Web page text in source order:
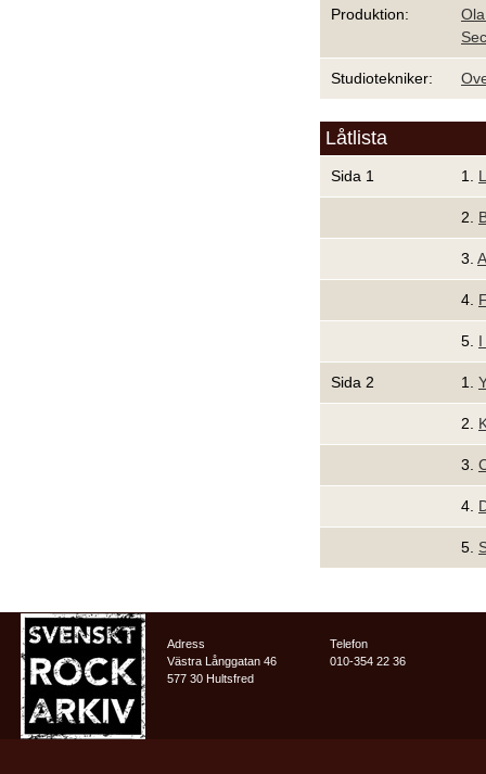
Produktion:
Studiotekniker:
Låtlista
Sida 1 1.
2.
3.
4.
5.
Sida 2 1.
2.
3.
4.
5.
Adress
Västra Långgatan 46
577 30 Hultsfred
Telefon
010-354 22 36